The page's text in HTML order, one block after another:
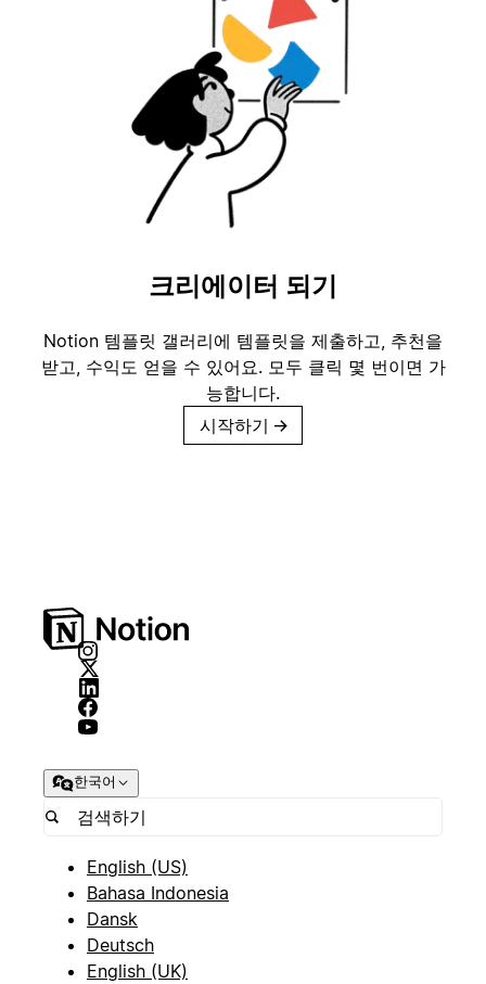
크리에이터 되기
Notion 템플릿 갤러리에 템플릿을 제출하고, 추천을
받고, 수익도 얻을 수 있어요. 모두 클릭 몇 번이면 가
능합니다.
시작하기 →
한국어
English (US)
Bahasa Indonesia
Dansk
Deutsch
English (UK)